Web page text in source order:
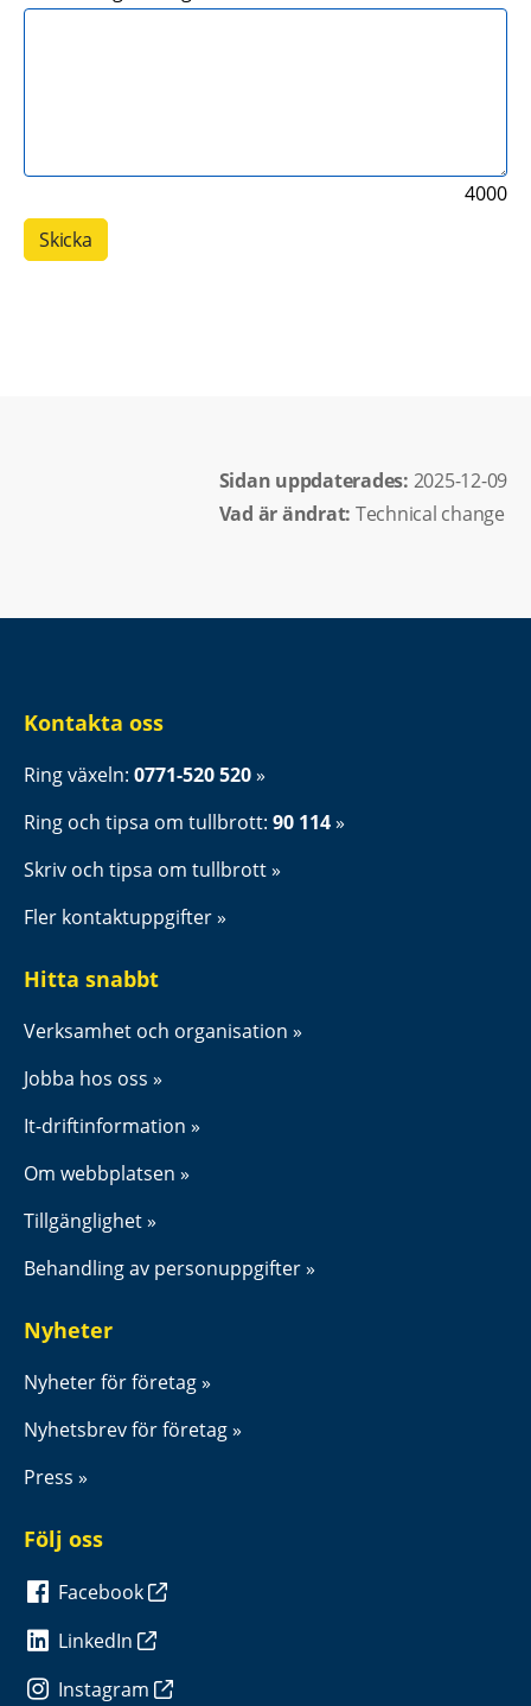
4000
Sidan uppdaterades: 2025-12-09
Vad är ändrat: Technical change
Kontakta oss
Ring växeln: 0771-520 520
Ring och tipsa om tullbrott: 90 114
Skriv och tipsa om tullbrott
Fler kontaktuppgifter
Hitta snabbt
Verksamhet och organisation
Jobba hos oss
It-driftinformation
Om webbplatsen
Tillgänglighet
Behandling av personuppgifter
Nyheter
Nyheter för företag
Nyhetsbrev för företag
Press
Följ oss
Facebook
LinkedIn
Instagram